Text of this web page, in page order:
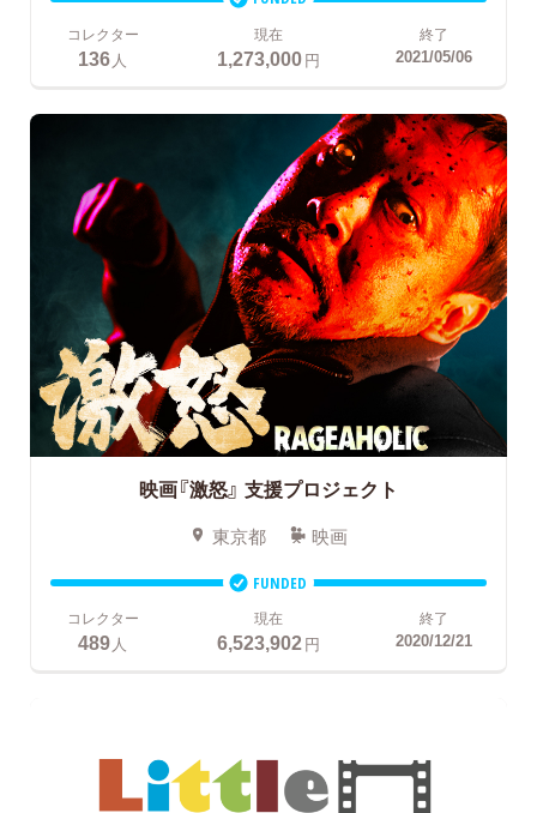
コレクター
136 人
現在
1,273,000円
終了
2021/05/06
映画『激怒』 支援プロジェクト
東京都 映画
FUNDED
コレクター
489人
現在
6,523,902円
終了
2020/12/21